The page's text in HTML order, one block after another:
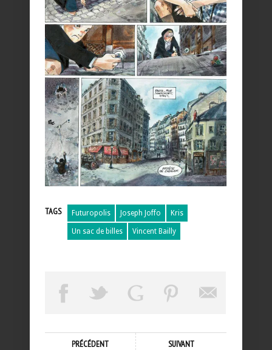
TAGS Futuropolis Joseph Joffo Kris
Un sac de billes Vincent Bailly
PRÉCÉDENT SUIVANT